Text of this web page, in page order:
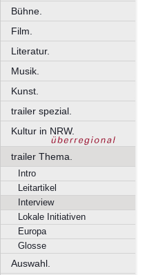
Bühne.
Film.
Literatur.
Musik.
Kunst.
trailer spezial.
Kultur in NRW.
trailer Thema.
Intro
Leitartikel
Interview
Lokale Initiativen
Europa
Glosse
Auswahl.